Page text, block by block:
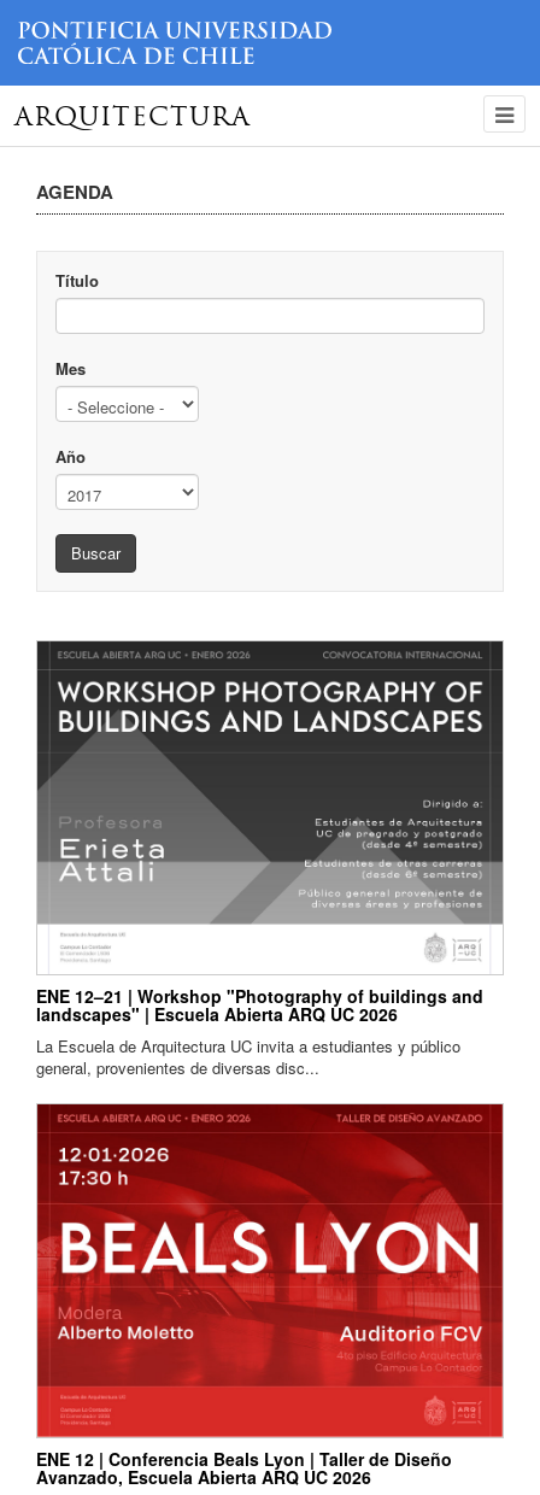
ARQUITECTURA
AGENDA
Título
Mes
Año
Buscar
ENE 12–21 | Workshop "Photography of buildings and
landscapes" | Escuela Abierta ARQ UC 2026
La Escuela de Arquitectura UC invita a estudiantes y público
general, provenientes de diversas disc...
ENE 12 | Conferencia Beals Lyon | Taller de Diseño
Avanzado, Escuela Abierta ARQ UC 2026